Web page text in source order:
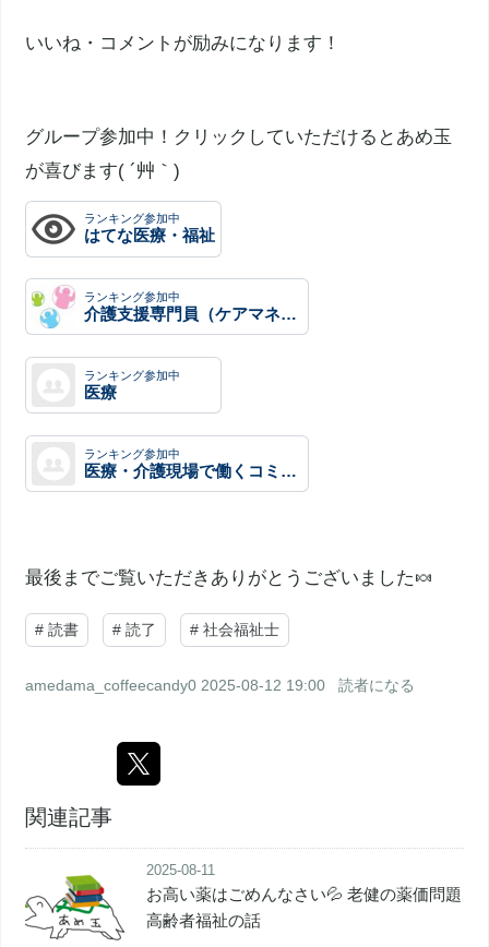
いいね・コメントが励みになります！
グループ参加中！クリックしていただけるとあめ玉
が喜びます( ´艸｀)
ランキング参加中
はてな医療・福祉
ランキング参加中
介護支援専門員（ケアマネ、ケアマネジャー）・社会福祉士
ランキング参加中
医療
ランキング参加中
医療・介護現場で働くコミュニティ
最後までご覧いただきありがとうございました🍬
# 読書 # 読了 # 社会福祉士
amedama_coffeecandy0 2025-08-12 19:00 読者になる
関連記事
2025-08-11
お高い薬はごめんなさい💦 老健の薬価問題
高齢者福祉の話